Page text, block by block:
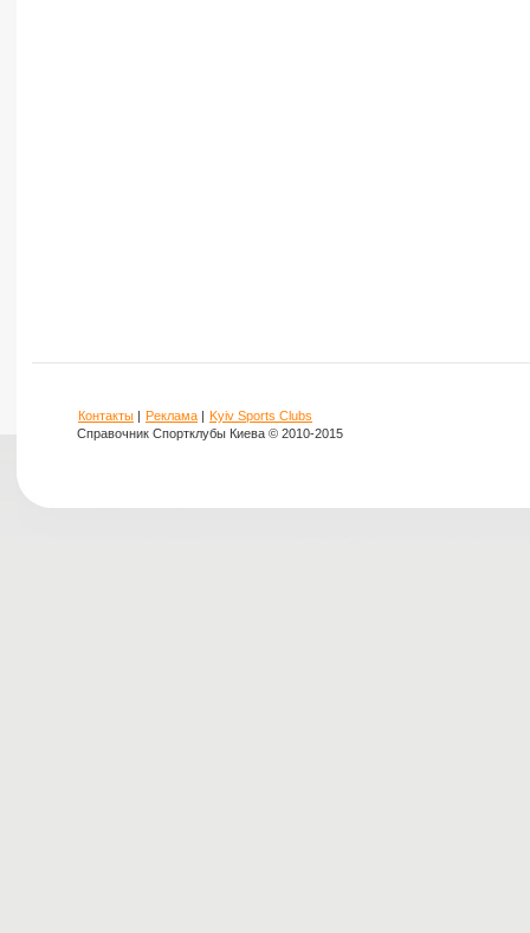
Контакты | Реклама | Kyiv Sports Clubs
Справочник Спортклубы Киева © 2010-2015